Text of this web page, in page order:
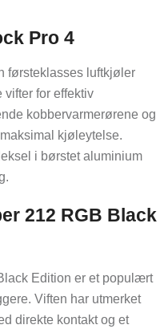
Pro 4
førsteklasses luftkjøler
vifter for effektiv
kobbervarmerørene og
kjøleytelse.
i børstet aluminium
212 RGB Black
Edition er et populært
Viften har utmerket
direkte kontakt og et